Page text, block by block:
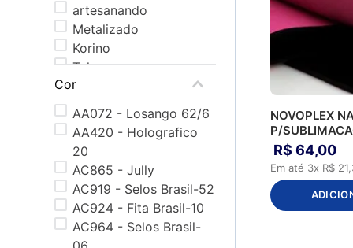
artesanando
Metalizado
Korino
Tela
Fitas e Cordões
Telas
Queóps
Espumas
Holográfico
Glitter
Studio
PU
Cor
AA072 - Losango 62/6
AA420 - Holografico
20
AC865 - Jully
AC919 - Selos Brasil-52
AC924 - Fita Brasil-10
AC964 - Selos Brasil-
NOVOPLEX
P/
R$ 64,00
Em até 3x R$ 21,